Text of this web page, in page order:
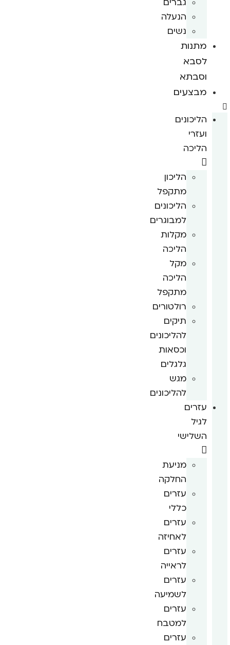
הנעלה
נשים
מתנות
לסבא
וסבתא
מבצעים
הליכונים
ועזרי
הליכה
הליכון
מתקפל
הליכונים
למבוגרים
מקלות
הליכה
מקל
הליכה
מתקפל
רולטורים
תיקים
להליכונים
וכסאות
גלגלים
מגש
להליכונים
עזרים
לגיל
השלישי
מניעת
החלקה
עזרים
כללי
עזרים
לאחיזה
עזרים
לראייה
עזרים
לשמיעה
עזרים
למטבח
עזרים